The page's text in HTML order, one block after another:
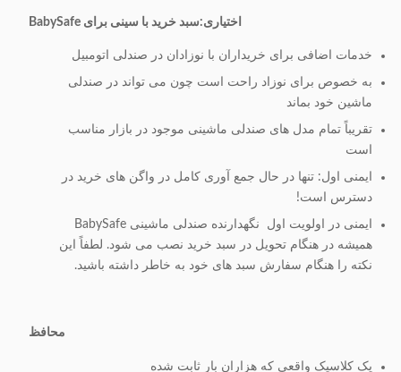
است، اندازه سکه در دسترس است. هزینه
11منطقه
چاپ لوگو:
دسته نوار LOGO در دسترس است
12رنگ
قطعات
پلاستیکی:
13لوازم
اضافی:
گوشه پایین، محافظ جلوی پایه، پوشش
فریم سبد بالا،
بندی:
اختیاری:سبد خرید با سینی برای BabySafe
خدمات اضافی برای خریداران با نوزادان در صندلی اتومبیل
به خصوص برای نوزاد راحت است چون می تواند در صندلی
ماشین خود بماند
تقریباً تمام مدل های صندلی ماشینی موجود در بازار مناسب
است
ایمنی اول: تنها در حال جمع آوری کامل در واگن های خرید در
دسترس است!
ایمنی در اولویت اول ️ نگهدارنده صندلی ماشینی BabySafe
همیشه در هنگام تحویل در سبد خرید نصب می شود. لطفاً این
نکته را هنگام سفارش سبد های خود به خاطر داشته باشید.
محافظ
يک کلاسيک واقعي که هزاران بار ثابت شده